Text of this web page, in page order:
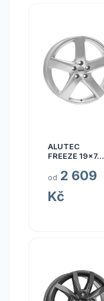
ALUTEC
FREEZE 19x7.5
od 2 609
Kč